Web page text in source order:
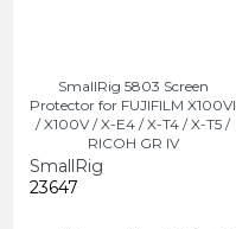
SmallRig 5803 Screen
Protector for FUJIFILM X100VI
/ X100V / X-E4 / X-T4 / X-T5 /
RICOH GR IV
SmallRig
23647